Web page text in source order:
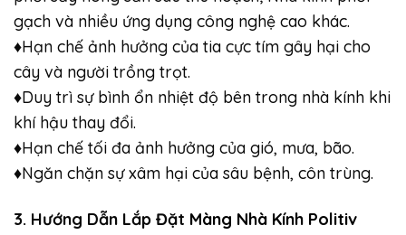
gạch và nhiều ứng dụng công nghệ cao khác.
♦Hạn chế ảnh hưởng của tia cực tím gây hại cho
cây và người trồng trọt.
♦Duy trì sự bình ổn nhiệt độ bên trong nhà kính khi
khí hậu thay đổi.
♦Hạn chế tối đa ảnh hưởng của gió, mưa, bão.
♦Ngăn chặn sự xâm hại của sâu bệnh, côn trùng.
3. Hướng Dẫn Lắp Đặt Màng Nhà Kính Politiv